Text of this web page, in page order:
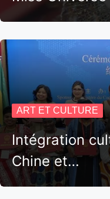
ART ET CULTURE
Intégration
Chine et…